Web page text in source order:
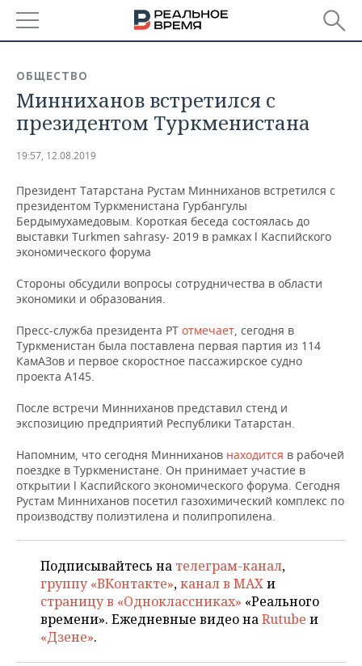
БАШКОРТОСТАН
ТАТАРСТАН
НОВОСТИ
АНАЛИТИКА
ДЕКЛАРАЦИИ О ДОХОДАХ
КОРОЛИ ГОСЗАКАЗА ПФО
ВУЗЫ ТАТАРСТАНА
ТОРГОВЫЕ ЦЕНТРЫ
ТАТАРСТАНА
НОВОСТИ ЭКОНОМИКИ
ФИНАНСЫ
БАНКИ
ИНВЕСТИЦИИ
ПРОМЫШЛЕННОСТЬ
НОВОСТИ
ПРОМЫШЛЕННОСТИ
АГРОПРОМ
МАШИНОСТРОЕНИЕ
НЕФТЕХИМИЯ
НЕФТЬ
ЭНЕРГЕТИКА
НЕДВИЖИМОСТЬ
НОВОСТИ НЕДВИЖИМОСТИ
АВТО
НОВОСТИ БИЗНЕСА
ТРАНСПОРТ
УСЛУГИ
ТЕХНОЛОГИИ
IT
МЕДИА
ТЕЛЕКОММУНИКАЦИИ
НОВОСТИ МЕРОПРИЯТИЙ
ВЫЕЗДНАЯ РЕДАКЦИЯ
БИЗНЕС-БРАНЧИ
ONLINE-КОНФЕРЕНЦИИ
ОТКРЫТАЯ ЛЕКЦИЯ
СПОРТ
НОВОСТИ СПОРТА
ФУТБОЛ
ХОККЕЙ
БАСКЕТБОЛ
ВОЛЕЙБОЛ
ОБЩЕСТВО
НОВОСТИ ОБЩЕСТВА
ВЛАСТЬ
ИНФРАСТРУКТУРА
ИСТОРИЯ
ФОТОГАЛЕРЕЯ
СЮЖЕТЫ
СПРАВОЧНИК
СПИСОК ПЕРСОН
ПОЛНАЯ ВЕРСИЯ
ОБЩЕСТВО
Минниханов встретился с
президентом Туркменистана
19:57, 12.08.2019
Президент Татарстана Рустам Минниханов встретился с
президентом Туркменистана Гурбангулы
Бердымухамедовым. Короткая беседа состоялась до
выставки Turkmen sahrasy- 2019 в рамках l Каспийского
экономического форума
Стороны обсудили вопросы сотрудничества в области
экономики и образования.
Пресс-служба президента РТ отмечает, сегодня в
Туркменистан была поставлена первая партия из 114
КамАЗов и первое скоростное пассажирское судно
проекта А145.
После встречи Минниханов представил стенд и
экспозицию предприятий Республики Татарстан.
Напомним, что сегодня Минниханов находится в рабочей
поездке в Туркменистане. Он принимает участие в
открытии l Каспийского экономического форума. Сегодня
Рустам Минниханов посетил газохимический комплекс по
производству полиэтилена и полипропилена.
Подписывайтесь на телеграм-канал,
группу «ВКонтакте»,канал в MAXи
страницу в «Одноклассниках» «Реального
времени». Ежедневные видео наRutube и
«Дзене».